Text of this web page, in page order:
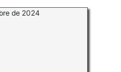
de 2024